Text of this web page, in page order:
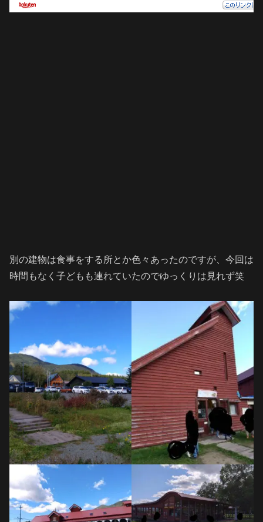
別の建物は食事をする所とか色々あったのですが、今回は
時間もなく子どもも連れていたのでゆっくりは見れず笑